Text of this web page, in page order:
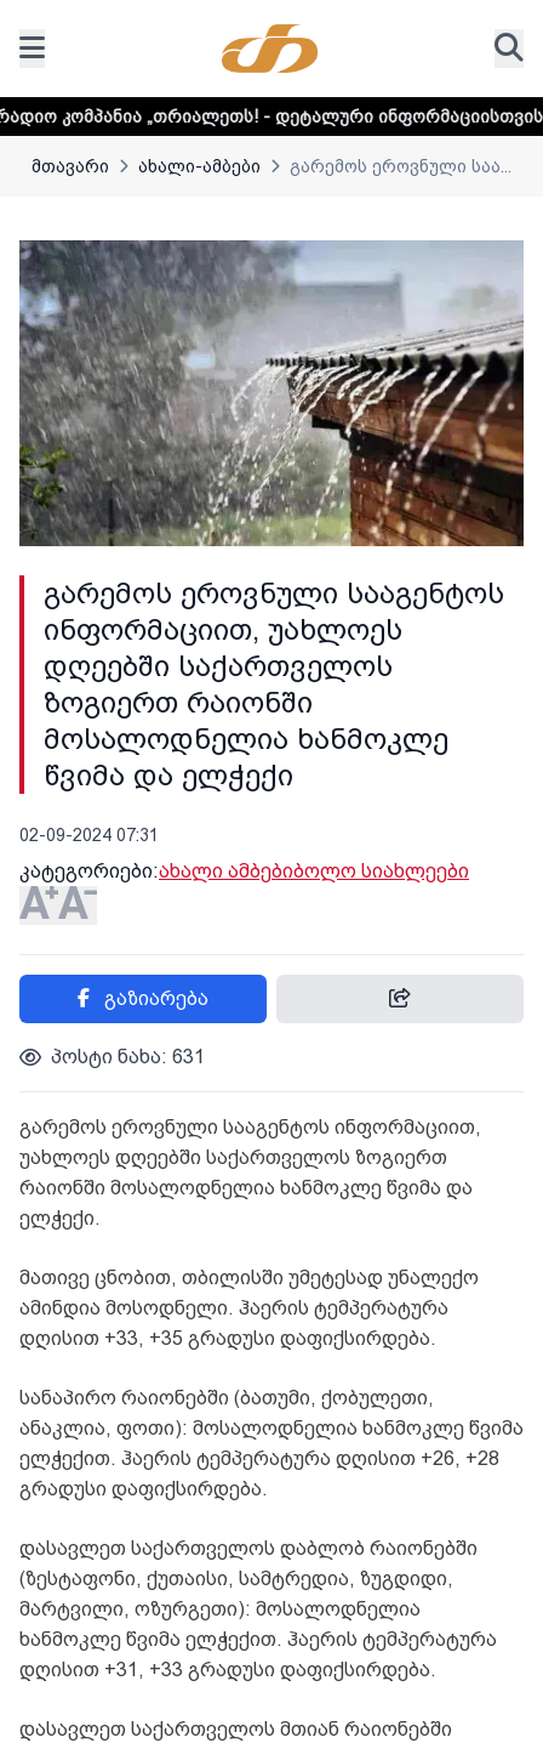
- დეტალური ინფორმაციისთვის დააკლიკეთ
მთავარი ახალი-ამბები გარემოს ეროვნული საა...
გარემოს ეროვნული სააგენტოს
ინფორმაციით, უახლოეს
დღეებში საქართველოს
ზოგიერთ რაიონში
მოსალოდნელია ხანმოკლე
წვიმა და ელჭექი
02-09-2024 07:31
კატეგორიები:ახალი ამბებიბოლო სიახლეები
გაზიარება
პოსტი ნახა: 631
გარემოს ეროვნული სააგენტოს ინფორმაციით,
უახლოეს დღეებში საქართველოს ზოგიერთ
რაიონში მოსალოდნელია ხანმოკლე წვიმა და
ელჭექი.
მათივე ცნობით, თბილისში უმეტესად უნალექო
ამინდია მოსოდნელი. ჰაერის ტემპერატურა
დღისით +33, +35 გრადუსი დაფიქსირდება.
სანაპირო რაიონებში (ბათუმი, ქობულეთი,
ანაკლია, ფოთი): მოსალოდნელია ხანმოკლე წვიმა
ელჭექით. ჰაერის ტემპერატურა დღისით +26, +28
გრადუსი დაფიქსირდება.
დასავლეთ საქართველოს დაბლობ რაიონებში
(ზესტაფონი, ქუთაისი, სამტრედია, ზუგდიდი,
მარტვილი, ოზურგეთი): მოსალოდნელია
ხანმოკლე წვიმა ელჭექით. ჰაერის ტემპერატურა
დღისით +31, +33 გრადუსი დაფიქსირდება.
დასავლეთ საქართველოს მთიან რაიონებში